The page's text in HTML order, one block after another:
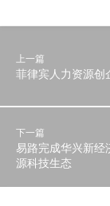
上一篇
菲律宾人力资源
下一篇
易路完成华兴新经
源科技生态